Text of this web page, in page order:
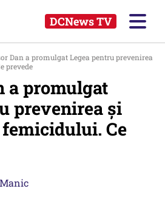
DCNews TV
Dan a promulgat Legea pentru prevenirea
prevede
a promulgat
prevenirea și
Ce